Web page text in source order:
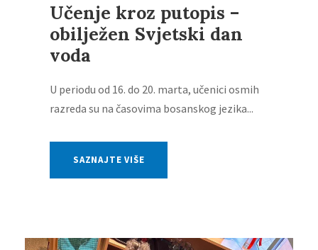
Učenje kroz putopis –
obilježen Svjetski dan
voda
U periodu od 16. do 20. marta, učenici osmih
razreda su na časovima bosanskog jezika...
SAZNAJTE VIŠE